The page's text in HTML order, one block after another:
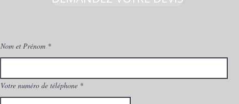
à Montpellier ?
Nom et Prénom
Votre numéro de téléphone